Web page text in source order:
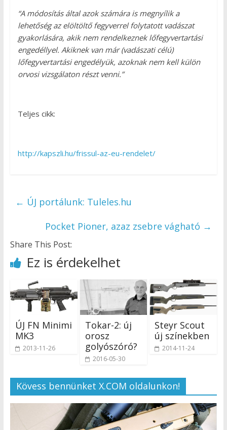
“A módosítás által azok számára is megnyílik a
lehetőség az elöltöltő fegyverrel folytatott vadászat
gyakorlására, akik nem rendelkeznek lőfegyvertartási
engedéllyel. Akiknek van már (vadászati célú)
lőfegyvertartási engedélyük, azoknak nem kell külön
orvosi vizsgálaton részt venni.”
Teljes cikk:
http://kapszli.hu/frissul-az-eu-rendelet/
← ÚJ portálunk: Tuleles.hu
Pocket Pioner, azaz zsebre vágható →
Share This Post:
Ez is érdekelhet
ÚJ FN Minimi
MK3
2013-11-26
Tokar-2: új
orosz
golyószóró?
2016-05-30
Steyr Scout
új színekben
2014-11-24
Kövess bennünket X.COM oldalunkon!